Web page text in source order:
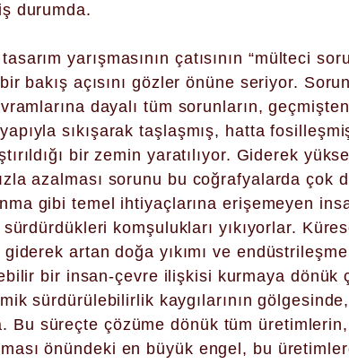
durumda.
yarışmasının çatısının “mülteci
bakış açısını gözler önüne seriyor.
dayalı tüm sorunların,
sıkışarak taşlaşmış, hatta
bir zemin yaratılıyor. Giderek
azalması sorunu bu coğrafyalarda çok
gibi temel ihtiyaçlarına erişemeyen
sürdürdükleri komşulukları yıkıyorlar.
giderek artan doğa yıkımı ve
bir insan-çevre ilişkisi kurmaya dönük
sürdürülebilirlik kaygılarının gölgesinde,
Bu süreçte çözüme dönük tüm üretimlerin,
önündeki en büyük engel, bu